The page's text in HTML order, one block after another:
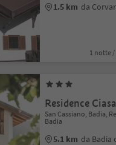
1.5 km da
1 notte
Residence
San Cassiano, Badia,
Badia
5.1 km da Badia